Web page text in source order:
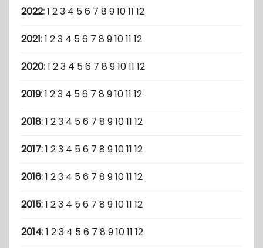
2022:1 23 4 56 7 8 91011 12
2021:1 23 4 56 7 8 91011 12
2020:1 23 4 56 7 8 91011 12
2019:1 23 4 56 7 8 91011 12
2018:1 23 4 56 7 8 91011 12
2017:1 23 4 56 7 8 91011 12
2016:1 23 4 56 7 8 91011 12
2015:1 23 4 56 7 8 91011 12
2014:1 23 4 56 7 8 91011 12